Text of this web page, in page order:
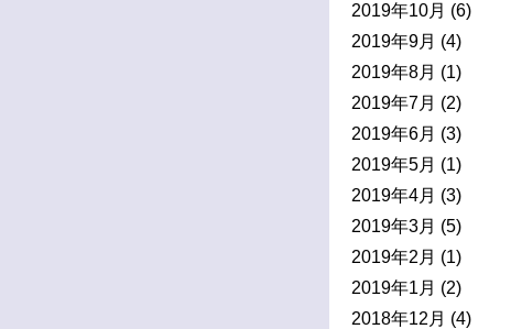
2019年10月 (6)
2019年9月 (4)
2019年8月 (1)
2019年7月 (2)
2019年6月 (3)
2019年5月 (1)
2019年4月 (3)
2019年3月 (5)
2019年2月 (1)
2019年1月 (2)
2018年12月 (4)